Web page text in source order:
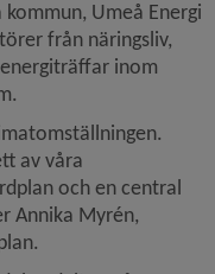
Umeå Energi
från näringsliv,
inom
av våra
och en central
Annika Myrén,